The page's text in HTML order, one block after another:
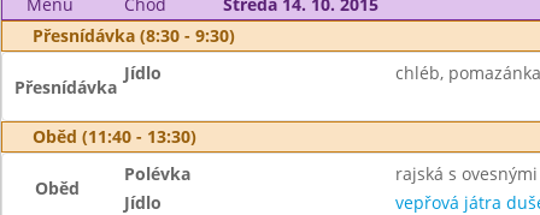
Přesnídávka (8:30 - 9:30)
Přesnídávka
Jídlo chléb,
Oběd (11:40 - 13:30)
Oběd
Polévka
rajská s
Jídlo
vepřová játra